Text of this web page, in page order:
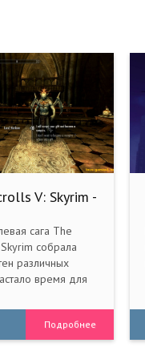
V: Skyrim -
R.G.сага The
собрала
различных
время для
только
но и все
Издание The
Подробнее